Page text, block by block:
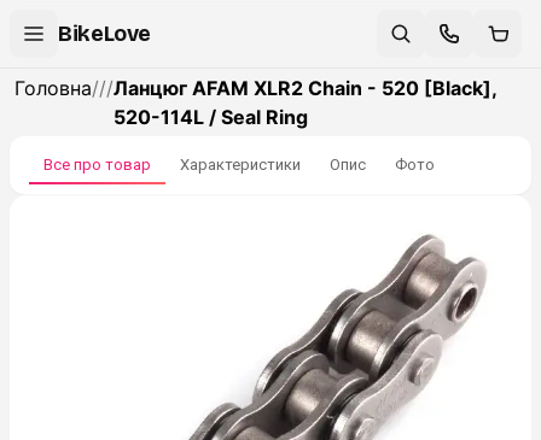
BikeLove
Головна///Ланцюг AFAM XLR2 Chain - 520 [Black],
520-114L / Seal Ring
Все про товар Характеристики Опис Фото